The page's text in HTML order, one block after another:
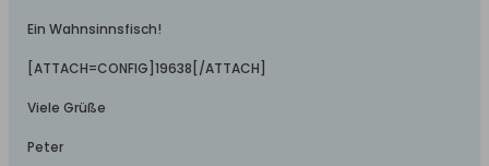
Ein Wahnsinnsfisch!
[ATTACH=CONFIG]19638[/ATTACH]
Viele Grüße
Peter